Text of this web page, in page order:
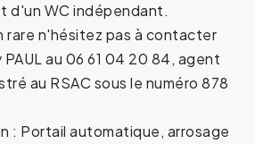
d'un WC indépendant.
rare n'hésitez pas à contacter
au 06 61 04 20 84, agent
au RSAC sous le numéro 878
: Portail automatique, arrosage